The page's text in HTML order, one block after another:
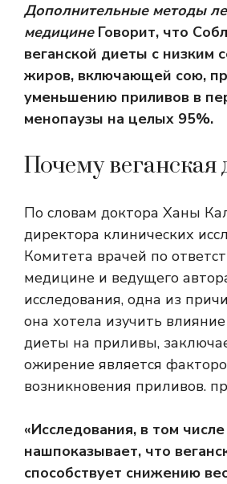
Дополнительные методы
медицинеГоворит, что
веганской диеты с низким
жиров, включающей сою,
уменьшению приливов в
менопаузы на целых 95%.
Почему веганская
По словам доктора Ханы
директора клинических
Комитета врачей по
медицине и ведущего
исследования, одна из
она хотела изучить
диеты на приливы,
ожирение является
возникновения приливов.
«Исследования, в том числе
нашпоказывает, что
способствует снижению